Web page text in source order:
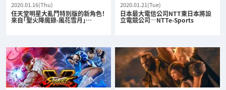
2020.01.16(Thu)
任天堂明星大亂鬥特別版的新角色！
來自「聖火降魔錄-風花雪月」…
2020.01.21(Tue)
日本最大電信公司NTT東日本將設
立電競公司—NTTe-Sports